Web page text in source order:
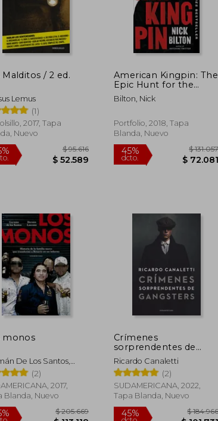
Malditos / 2 ed.
Lemus
(1)
2017, Tapa
Nuevo
45%
dcto.
American Kingpin: The
Epic Hunt for the
Criminal Mastermind
Behind the Silk Road
Bilton, Nick
Portfolio, 2018, Tapa
Blanda, Nuevo
monos
De Los Santos,
Lascano
(2)
2017,
Blanda, Nuevo
Crímenes
sorprendentes de
gangsters
Ricardo Canaletti
(2)
SUDAMERICANA, 2022,
Tapa Blanda, Nuevo